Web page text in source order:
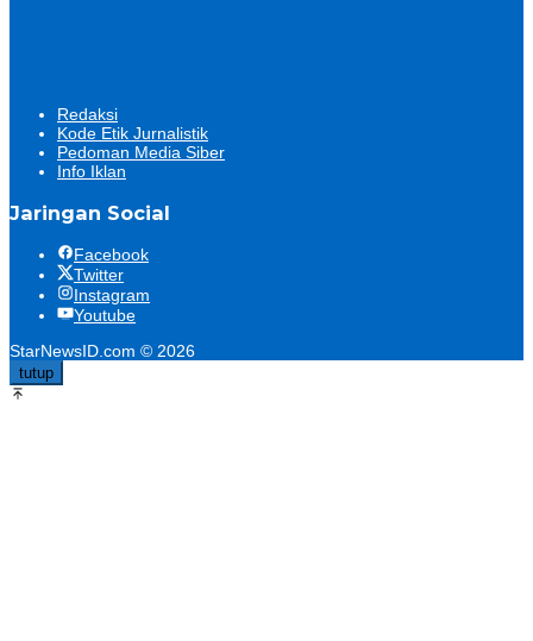
Redaksi
Kode Etik Jurnalistik
Pedoman Media Siber
Info Iklan
Jaringan Social
Facebook
Twitter
Instagram
Youtube
StarNewsID.com © 2026
tutup